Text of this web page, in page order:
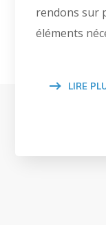
rendons sur
éléments
LIRE